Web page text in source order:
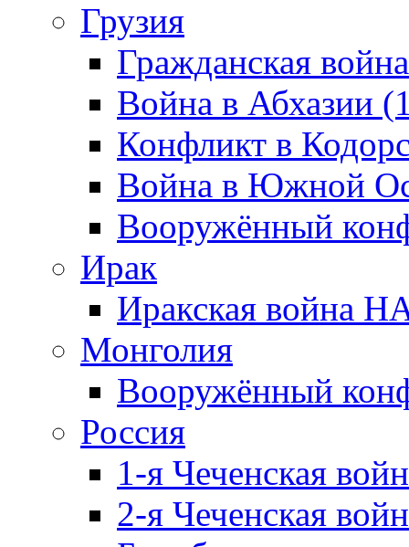
Грузия
Гражданская
Война в Абхазии
Конфликт в
Война в Южной
Вооружённый
Ирак
Иракская война
Монголия
Вооружённый
Россия
1-я Чеченская
2-я Чеченская